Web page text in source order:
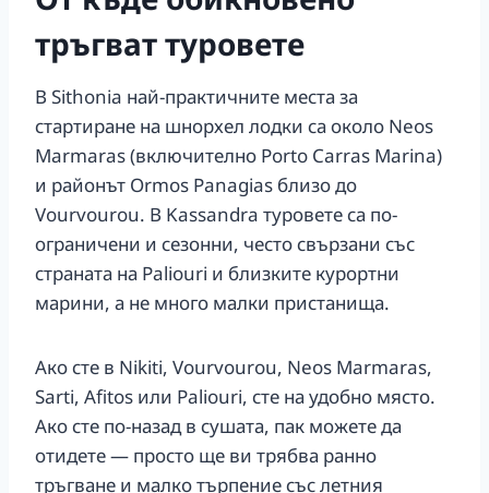
тръгват туровете
В Sithonia най-практичните места за
стартиране на шнорхел лодки са около Neos
Marmaras (включително Porto Carras Marina)
и районът Ormos Panagias близо до
Vourvourou. В Kassandra туровете са по-
ограничени и сезонни, често свързани със
страната на Paliouri и близките курортни
марини, а не много малки пристанища.
Ако сте в Nikiti, Vourvourou, Neos Marmaras,
Sarti, Afitos или Paliouri, сте на удобно място.
Ако сте по-назад в сушата, пак можете да
отидете — просто ще ви трябва ранно
тръгване и малко търпение със летния